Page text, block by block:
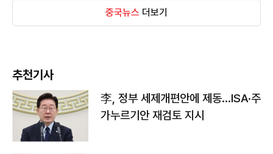
중국뉴스 더보기
추천기사
李, 정부 세제개편안에 제동…ISA·주
가누르기안 재검토 지시